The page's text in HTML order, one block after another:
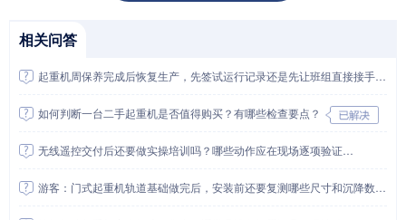
相关问答
起重机周保养完成后恢复生产，先签试运行记录还是先让班组直接接手？
如何判断一台二手起重机是否值得购买？有哪些检查要点？
无线遥控交付后还要做实操培训吗？哪些动作应在现场逐项验证
游客：门式起重机轨道基础做完后，安装前还要复测哪些尺寸和沉降数据？